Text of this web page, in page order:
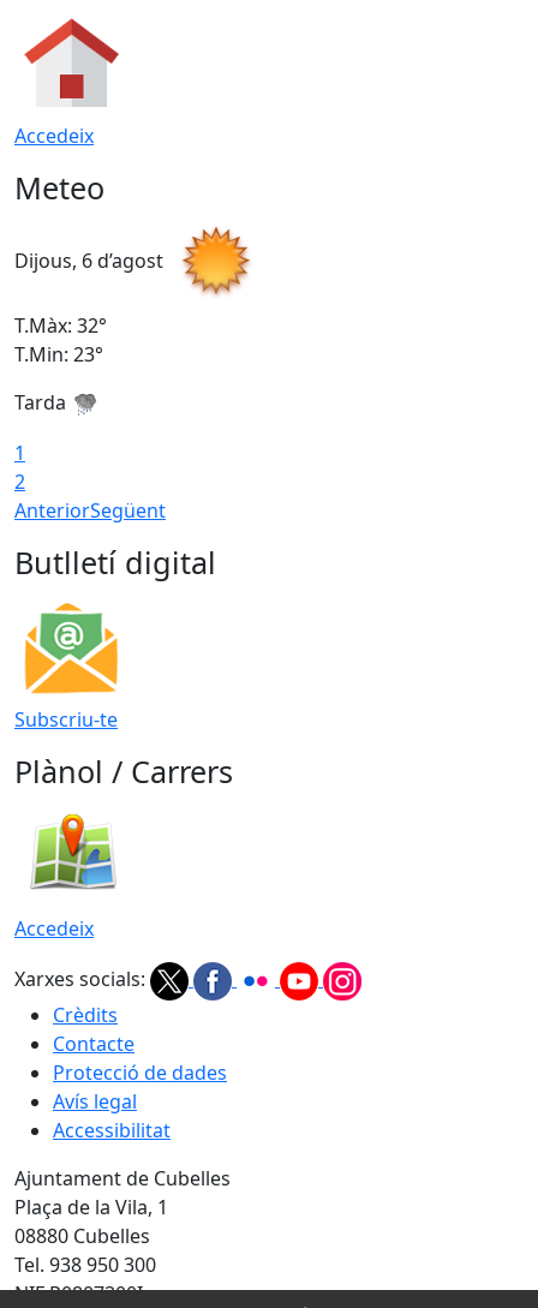
Accedeix
Meteo
Dijous, 6 d’agost
T.Màx: 32°
T.Min: 23°
Tarda
1
2
AnteriorSegüent
Butlletí digital
Subscriu-te
Plànol / Carrers
Accedeix
Xarxes socials:
Crèdits
Contacte
Protecció de dades
Avís legal
Accessibilitat
Ajuntament de Cubelles
Plaça de la Vila, 1
08880 Cubelles
Tel. 938 950 300
NIF P0807300I